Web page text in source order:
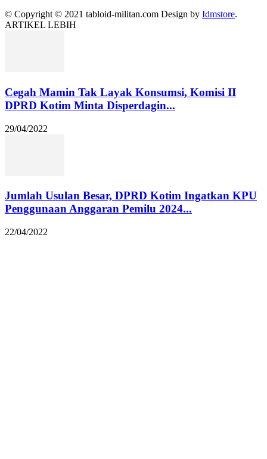
© Copyright © 2021 tabloid-militan.com Design by Idmstore.
ARTIKEL LEBIH
Cegah Mamin Tak Layak Konsumsi, Komisi II
DPRD Kotim Minta Disperdagin...
29/04/2022
Jumlah Usulan Besar, DPRD Kotim Ingatkan KPU
Penggunaan Anggaran Pemilu 2024...
22/04/2022